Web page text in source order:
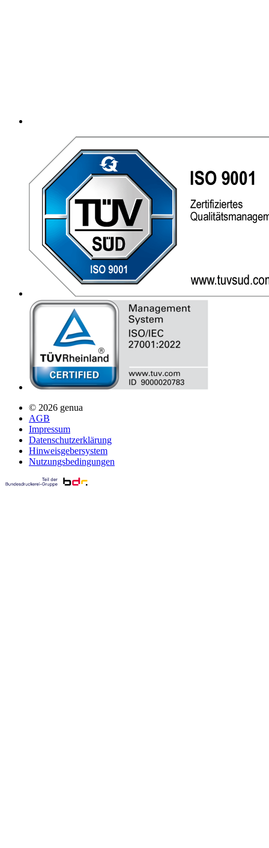
© 2026 genua
AGB
Impressum
Datenschutzerklärung
Hinweisgebersystem
Nutzungsbedingungen